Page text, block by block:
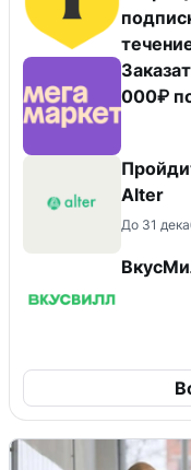
000₽
Alter
До 31